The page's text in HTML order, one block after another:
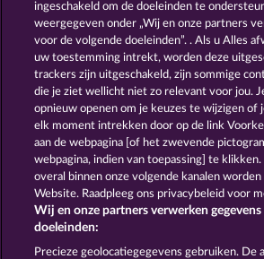
ATLANTIC WILDS
CLEOPATRA'S CROWN
Algemene voorwaarden
ingeschakeld om de doeleinden te
weergegeven onder „Wij en onze partners
voor de volgende doeleinden”. . Als u Alles
uw toestemming intrekt, worden deze
trackers zijn uitgeschakeld, zijn sommige
die je ziet wellicht niet zo relevant voor jou.
opnieuw openen om je keuzes te wijzigen of
elk moment intrekken door op de link
aan de webpagina [of het zwevende
webpagina, indien van toepassing] te
overal binnen onze volgende kanalen
Website. Raadpleeg ons privacybeleid voor
Wij en onze partners verwerken
doeleinden:
Precieze geolocatiegegevens gebruiken. De